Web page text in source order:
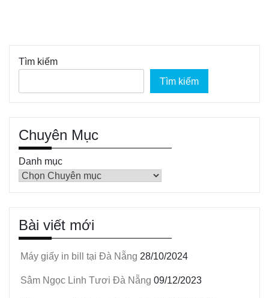
Tìm kiếm
Tìm kiếm
Chuyên Mục
Danh mục
Bài viết mới
Máy giấy in bill tại Đà Nẵng 28/10/2024
Sâm Ngọc Linh Tươi Đà Nẵng 09/12/2023